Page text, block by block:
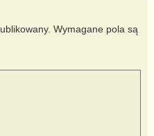
Wymagane pola są